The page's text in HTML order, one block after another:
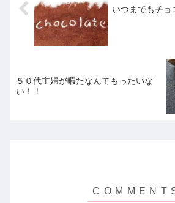
いつまでもチョ
５０代主婦が暇だなんてもったいな
い！！